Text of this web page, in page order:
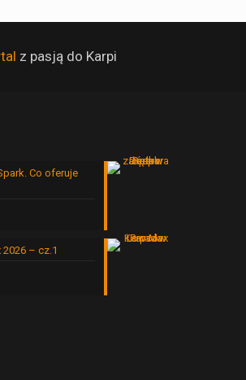
z pasją do Karpi
Co oferuje
– cz.1